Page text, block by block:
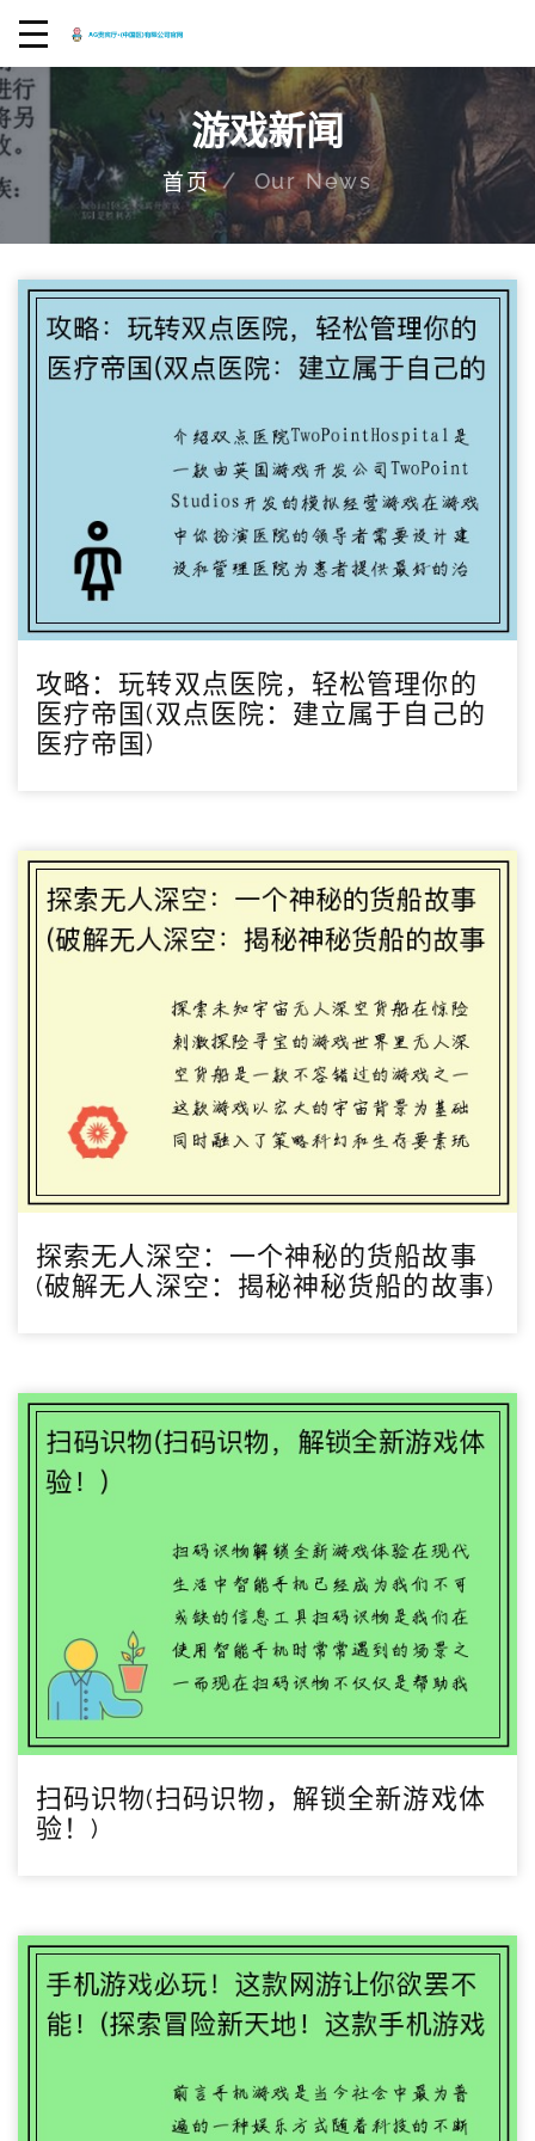
游戏新闻
首页 Our News
攻略：玩转双点医院，轻松管理你的
医疗帝国(双点医院：建立属于自己的
医疗帝国)
探索无人深空：一个神秘的货船故事
(破解无人深空：揭秘神秘货船的故事)
扫码识物(扫码识物，解锁全新游戏体
验！)